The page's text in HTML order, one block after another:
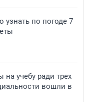
узнать по погоде 7
учебу ради трех
вошли в